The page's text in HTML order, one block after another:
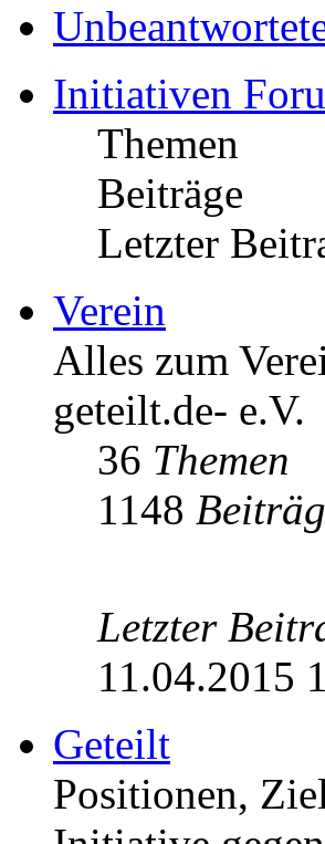
Initiativen
Themen
Beiträge
Letzter
Verein
Alles zum
geteilt.de- e.V.
36 Themen
1148
Letzter
11.04.2015
Geteilt
Positionen,